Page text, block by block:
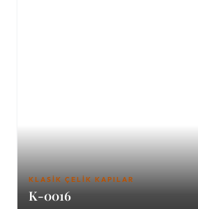
KLASIK ÇELIK KAPILAR
K-0016